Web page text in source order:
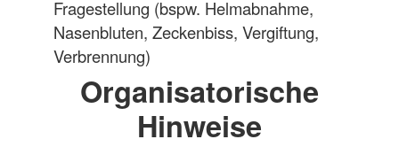
Fragestellung (bspw. Helmabnahme,
Nasenbluten, Zeckenbiss, Vergiftung,
Verbrennung)
Organisatorische
Hinweise